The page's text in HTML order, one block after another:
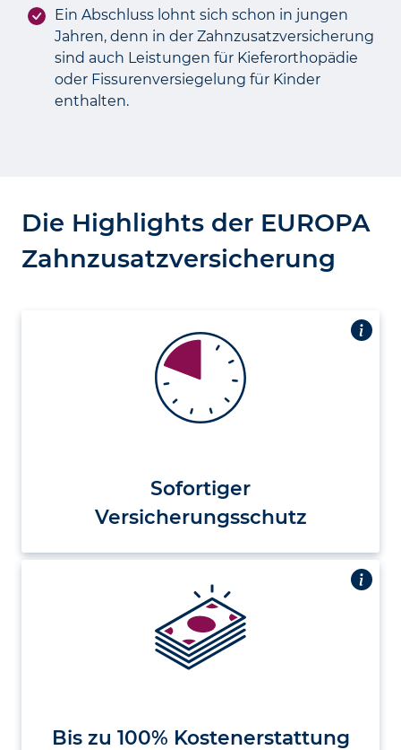
Ein Abschluss lohnt sich schon in jungen
Jahren, denn in der Zahn­zusatz­versicherung
sind auch Leistungen für Kiefer­orthopädie
oder Fissuren­versiegelung für Kinder
enthalten.
Die Highlights der EUROPA
Zahn­zusatz­versicherung
Sofortiger
Versicherungsschutz
Bis zu 100% Kostenerstattung